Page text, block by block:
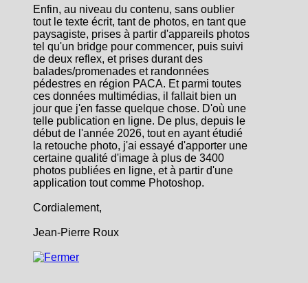
Enfin, au niveau du contenu, sans oublier
tout le texte écrit, tant de photos, en tant que
paysagiste, prises à partir d'appareils photos
tel qu'un bridge pour commencer, puis suivi
de deux reflex, et prises durant des
balades/promenades et randonnées
pédestres en région PACA. Et parmi toutes
ces données multimédias, il fallait bien un
jour que j'en fasse quelque chose. D'où une
telle publication en ligne. De plus, depuis le
début de l'année 2026, tout en ayant étudié
la retouche photo, j'ai essayé d'apporter une
certaine qualité d'image à plus de 3400
photos publiées en ligne, et à partir d'une
application tout comme Photoshop.
Cordialement,
Jean-Pierre Roux